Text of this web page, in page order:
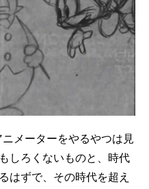
ニメーターをやるやつは見
しろくないものと、時代
はずで、その時代を超え